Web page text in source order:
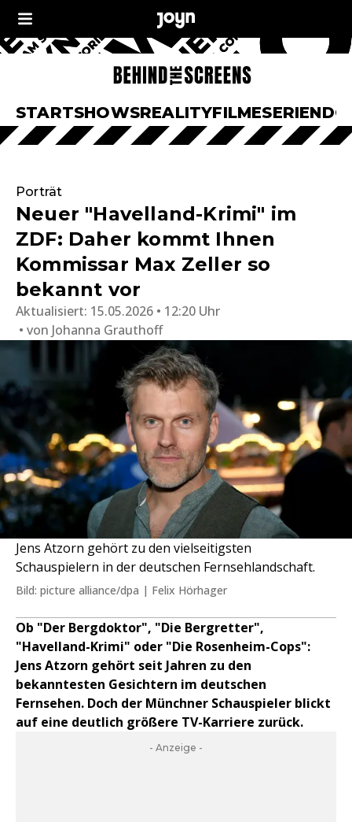
STARTSHOWSREALITYFILMESERIEN
Porträt
Neuer "Havelland-Krimi" im
ZDF: Daher kommt Ihnen
Kommissar Max Zeller so
bekannt vor
Aktualisiert: 15.05.2026 • 12:20 Uhr
von Johanna Grauthoff
Jens Atzorn gehört zu den vielseitigsten
Schauspielern in der deutschen Fernsehlandschaft.
Bild: picture alliance/dpa | Felix Hörhager
Ob "Der Bergdoktor", "Die Bergretter",
"Havelland-Krimi" oder "Die Rosenheim-Cops":
Jens Atzorn gehört seit Jahren zu den
bekanntesten Gesichtern im deutschen
Fernsehen. Doch der Münchner Schauspieler blickt
auf eine deutlich größere TV-Karriere zurück.
- Anzeige -